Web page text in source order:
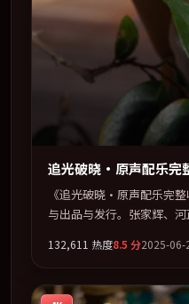
追光破晓·原声配乐完
《追光破晓·原声配乐完
与出品与发行。张家辉、
力。全片以「科幻」类型为
相，2025 年度话题片中口
132,611 热度8.5 分2025-06-